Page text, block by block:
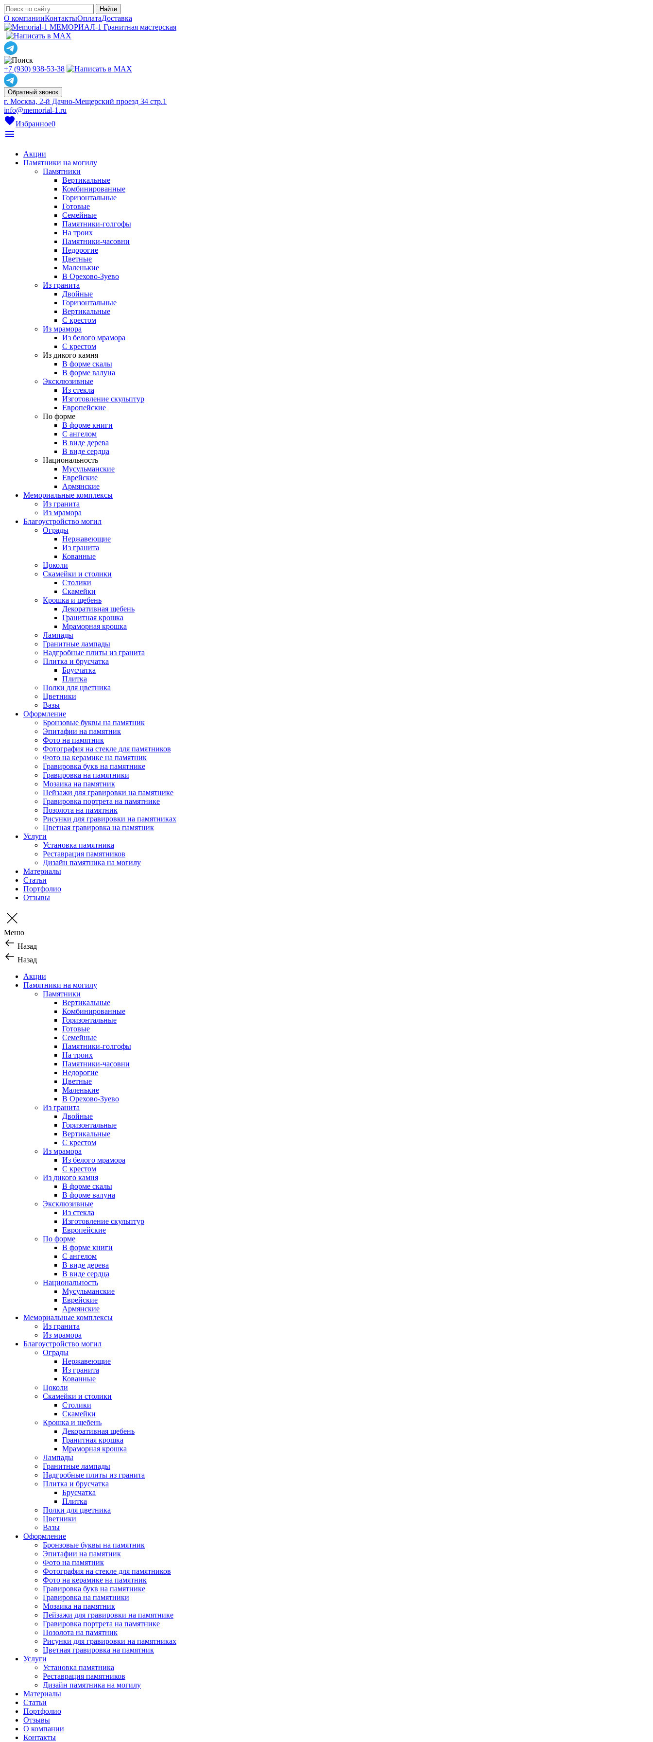
О компанииКонтактыОплатаДоставка
МЕМОРИАЛ-1 Гранитная мастерская
+7 (930) 938-53-38
Обратный звонок
г. Москва, 2-й Дачно-Мещерский проезд 34 стр.1
info@memorial-1.ru
favoriteИзбранное0
menu
Акции
Памятники на могилу
Памятники
Вертикальные
Комбинированные
Горизонтальные
Готовые
Семейные
Памятники-голгофы
На троих
Памятники-часовни
Недорогие
Цветные
Маленькие
В Орехово-Зуево
Из гранита
Двойные
Горизонтальные
Вертикальные
С крестом
Из мрамора
Из белого мрамора
С крестом
Из дикого камня
В форме скалы
В форме валуна
Эксклюзивные
Из стекла
Изготовление скульптур
Европейские
По форме
В форме книги
С ангелом
В виде дерева
В виде сердца
Национальность
Мусульманские
Еврейские
Армянские
Мемориальные комплексы
Из гранита
Из мрамора
Благоустройство могил
Ограды
Нержавеющие
Из гранита
Кованные
Цоколи
Скамейки и столики
Столики
Скамейки
Крошка и щебень
Декоративная щебень
Гранитная крошка
Мраморная крошка
Лампады
Гранитные лампады
Надгробные плиты из гранита
Плитка и брусчатка
Брусчатка
Плитка
Полки для цветника
Цветники
Вазы
Оформление
Бронзовые буквы на памятник
Эпитафии на памятник
Фото на памятник
Фотография на стекле для памятников
Фото на керамике на памятник
Гравировка букв на памятнике
Гравировка на памятники
Мозаика на памятник
Пейзажи для гравировки на памятнике
Гравировка портрета на памятнике
Позолота на памятник
Рисунки для гравировки на памятниках
Цветная гравировка на памятник
Услуги
Установка памятника
Реставрация памятников
Дизайн памятника на могилу
Материалы
Статьи
Портфолио
Отзывы
Меню
Назад
Назад
Акции
Памятники на могилу
Памятники
Вертикальные
Комбинированные
Горизонтальные
Готовые
Семейные
Памятники-голгофы
На троих
Памятники-часовни
Недорогие
Цветные
Маленькие
В Орехово-Зуево
Из гранита
Двойные
Горизонтальные
Вертикальные
С крестом
Из мрамора
Из белого мрамора
С крестом
Из дикого камня
В форме скалы
В форме валуна
Эксклюзивные
Из стекла
Изготовление скульптур
Европейские
По форме
В форме книги
С ангелом
В виде дерева
В виде сердца
Национальность
Мусульманские
Еврейские
Армянские
Мемориальные комплексы
Из гранита
Из мрамора
Благоустройство могил
Ограды
Нержавеющие
Из гранита
Кованные
Цоколи
Скамейки и столики
Столики
Скамейки
Крошка и щебень
Декоративная щебень
Гранитная крошка
Мраморная крошка
Лампады
Гранитные лампады
Надгробные плиты из гранита
Плитка и брусчатка
Брусчатка
Плитка
Полки для цветника
Цветники
Вазы
Оформление
Бронзовые буквы на памятник
Эпитафии на памятник
Фото на памятник
Фотография на стекле для памятников
Фото на керамике на памятник
Гравировка букв на памятнике
Гравировка на памятники
Мозаика на памятник
Пейзажи для гравировки на памятнике
Гравировка портрета на памятнике
Позолота на памятник
Рисунки для гравировки на памятниках
Цветная гравировка на памятник
Услуги
Установка памятника
Реставрация памятников
Дизайн памятника на могилу
Материалы
Статьи
Портфолио
Отзывы
О компании
Контакты